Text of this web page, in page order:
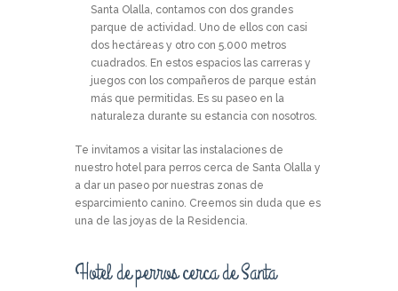
Santa Olalla, contamos con dos grandes
parque de actividad. Uno de ellos con casi
dos hectáreas y otro con 5.000 metros
cuadrados. En estos espacios las carreras y
juegos con los compañeros de parque están
más que permitidas. Es su paseo en la
naturaleza durante su estancia con nosotros.
Te invitamos a visitar las instalaciones de
nuestro hotel para perros cerca de Santa Olalla y
a dar un paseo por nuestras zonas de
esparcimiento canino. Creemos sin duda que es
una de las joyas de la Residencia.
Hotel de perros cerca de Santa